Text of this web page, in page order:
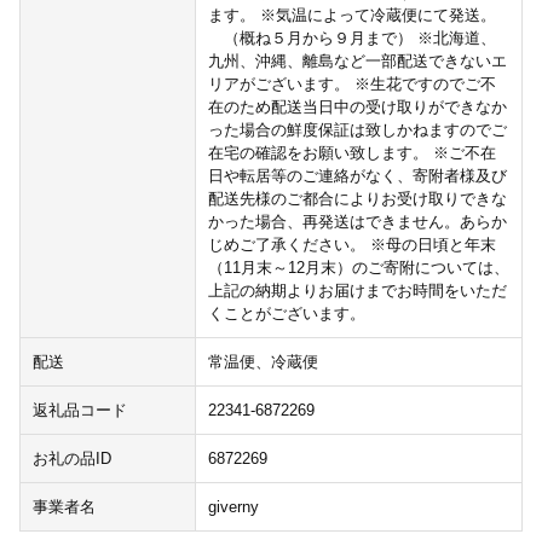
ます。 ※気温によって冷蔵便にて発送。
（概ね５月から９月まで） ※北海道、
九州、沖縄、離島など一部配送できないエ
リアがございます。 ※生花ですのでご不
在のため配送当日中の受け取りができなか
った場合の鮮度保証は致しかねますのでご
在宅の確認をお願い致します。 ※ご不在
日や転居等のご連絡がなく、寄附者様及び
配送先様のご都合によりお受け取りできな
かった場合、再発送はできません。あらか
じめご了承ください。 ※母の日頃と年末
（11月末～12月末）のご寄附については、
上記の納期よりお届けまでお時間をいただ
くことがございます。
配送 常温便、冷蔵便
返礼品コード 22341-6872269
お礼の品ID 6872269
事業者名 giverny